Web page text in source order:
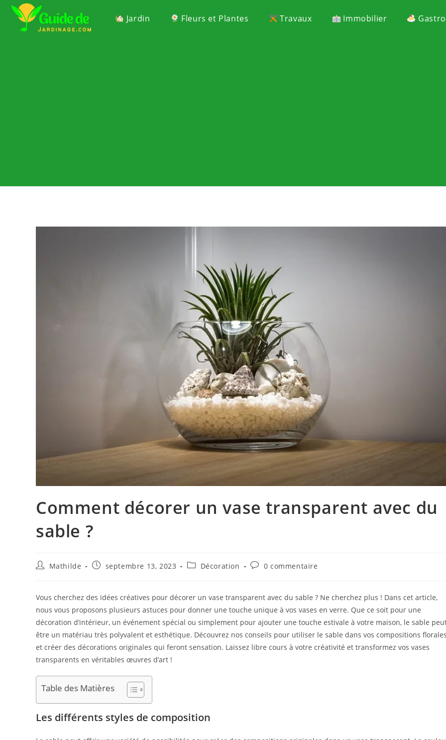
Jardin Fleurs et Plantes Travaux Immobilier
Comment décorer un vase transparent avec du
sable ?
Mathilde septembre 13, 2023 Décoration 0 commentaire
Vous cherchez des idées créatives pour décorer un vase transparent avec du sable ? Ne cherchez plus ! Dans cet article,
nous vous proposons plusieurs astuces pour donner une touche unique à vos vases en verre. Que ce soit pour une
décoration d’intérieur, un événement spécial ou simplement pour ajouter une touche estivale à votre maison, le sable
être un matériau très polyvalent et esthétique. Découvrez nos conseils pour utiliser le sable dans vos compositions
et créer des décorations originales qui feront sensation. Laissez libre cours à votre créativité et transformez vos vases
transparents en véritables œuvres d’art !
Table des Matières
Les différents styles de composition